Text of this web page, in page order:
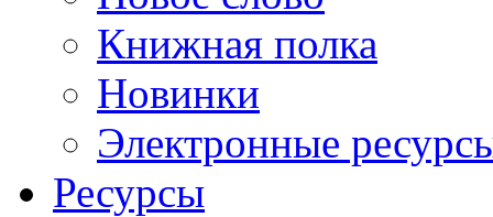
Книжная полка
Новинки
Электронные
Ресурсы